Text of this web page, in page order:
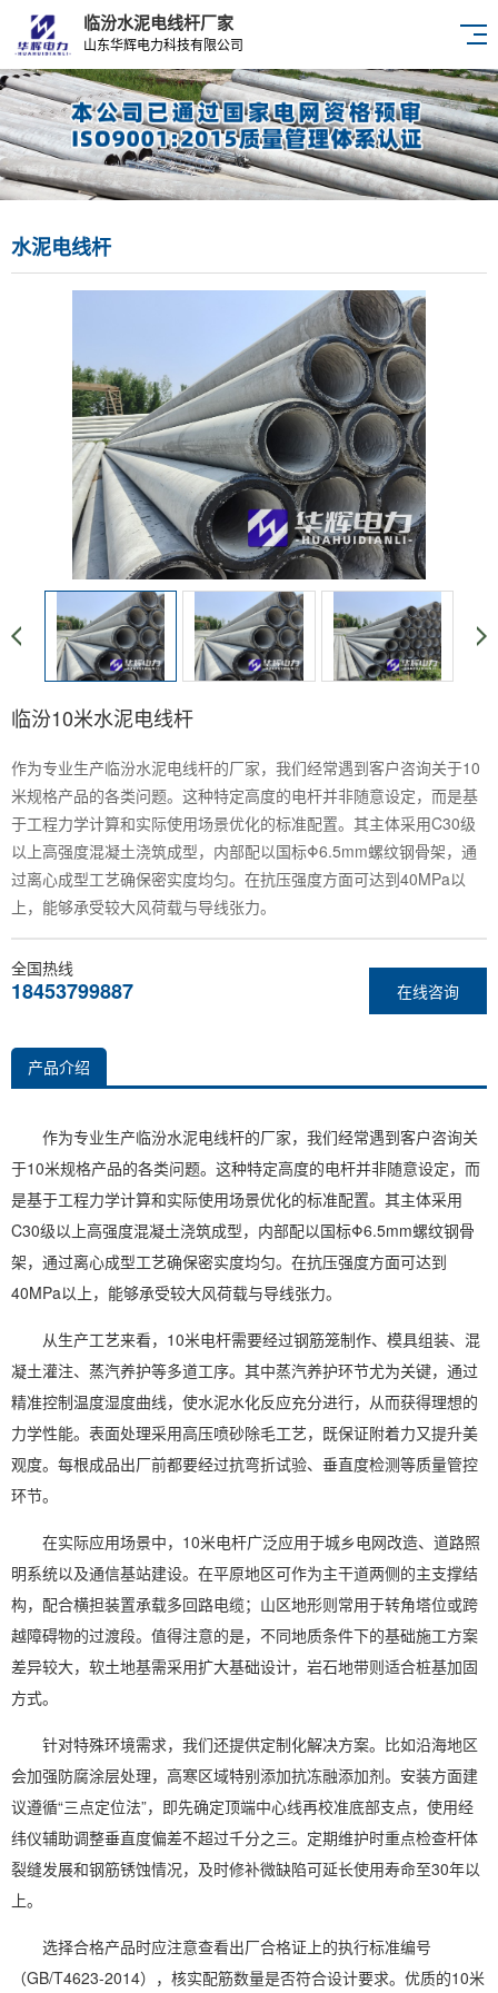
临汾水泥电线杆厂家
山东华辉电力科技有限公司
水泥电线杆
临汾10米水泥电线杆
作为专业生产临汾水泥电线杆的厂家，我们经常遇到客户咨询关于10
米规格产品的各类问题。这种特定高度的电杆并非随意设定，而是基
于工程力学计算和实际使用场景优化的标准配置。其主体采用C30级
以上高强度混凝土浇筑成型，内部配以国标Φ6.5mm螺纹钢骨架，通
过离心成型工艺确保密实度均匀。在抗压强度方面可达到40MPa以
上，能够承受较大风荷载与导线张力。
在线咨询
全国热线
18453799887
产品介绍
作为专业生产临汾水泥电线杆的厂家，我们经常遇到客户咨询关
于10米规格产品的各类问题。这种特定高度的电杆并非随意设定，而
是基于工程力学计算和实际使用场景优化的标准配置。其主体采用
C30级以上高强度混凝土浇筑成型，内部配以国标Φ6.5mm螺纹钢骨
架，通过离心成型工艺确保密实度均匀。在抗压强度方面可达到
40MPa以上，能够承受较大风荷载与导线张力。
从生产工艺来看，10米电杆需要经过钢筋笼制作、模具组装、混
凝土灌注、蒸汽养护等多道工序。其中蒸汽养护环节尤为关键，通过
精准控制温度湿度曲线，使水泥水化反应充分进行，从而获得理想的
力学性能。表面处理采用高压喷砂除毛工艺，既保证附着力又提升美
观度。每根成品出厂前都要经过抗弯折试验、垂直度检测等质量管控
环节。
在实际应用场景中，10米电杆广泛应用于城乡电网改造、道路照
明系统以及通信基站建设。在平原地区可作为主干道两侧的主支撑结
构，配合横担装置承载多回路电缆；山区地形则常用于转角塔位或跨
越障碍物的过渡段。值得注意的是，不同地质条件下的基础施工方案
差异较大，软土地基需采用扩大基础设计，岩石地带则适合桩基加固
方式。
针对特殊环境需求，我们还提供定制化解决方案。比如沿海地区
会加强防腐涂层处理，高寒区域特别添加抗冻融添加剂。安装方面建
议遵循“三点定位法”，即先确定顶端中心线再校准底部支点，使用经
纬仪辅助调整垂直度偏差不超过千分之三。定期维护时重点检查杆体
裂缝发展和钢筋锈蚀情况，及时修补微缺陷可延长使用寿命至30年以
上。
选择合格产品时应注意查看出厂合格证上的执行标准编号
（GB/T4623-2014），核实配筋数量是否符合设计要求。优质的10米